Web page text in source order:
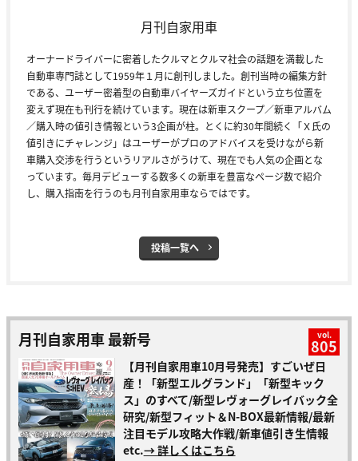
月刊自家用車
オーナードライバーに密着したクルマとクルマ社会の話題を満載した
自動車専門誌として1959年１月に創刊しました。創刊当時の編集方針
である、ユーザー密着型の自動車バイヤーズガイドという立ち位置を
変えず現在も刊行を続けています。現在は新車スクープ／新車アルバム
／購入時の値引き情報という3企画が柱。とくに約30年間続く「Ｘ氏の
値引きにチャレンジ」はユーザーがプロのアドバイスを受けながら新
車購入交渉を行うというリアルさがうけて、現在でも人気の企画とな
っています。毎月デビューする数多くの新車を豊富なページ数で紹介
し、購入指南を行うのも月刊自家用車ならではです。
投稿一覧へ
月刊自家用車 最新号 vol.
805
【月刊自家用車10月号発売】すごいぜ日
産！「新型エルグランド」「新型キック
ス」のすべて/新型レヴォーグレイバック全
研究/新型フィット＆N-BOX最新情報/最新
注目モデル攻略大作戦/新車値引き生情報
etc.→ 詳しくはこちら